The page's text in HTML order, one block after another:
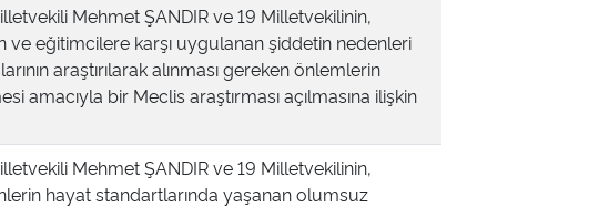
Mehmet ŞANDIR ve 19 Milletvekilinin,
ve eğitimcilere karşı uygulanan şiddetin nedenleri
araştırılarak alınması gereken önlemlerin
amacıyla bir Meclis araştırması açılmasına ilişkin
Mehmet ŞANDIR ve 19 Milletvekilinin,
hayat standartlarında yaşanan olumsuz